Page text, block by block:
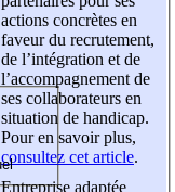
actions concrètes en
faveur du recrutement,
de l’intégration et de
l’accompagnement de
ses collaborateurs en
situation de handicap.
Pour en savoir plus,
consultez cet article.
Entreprise adaptée